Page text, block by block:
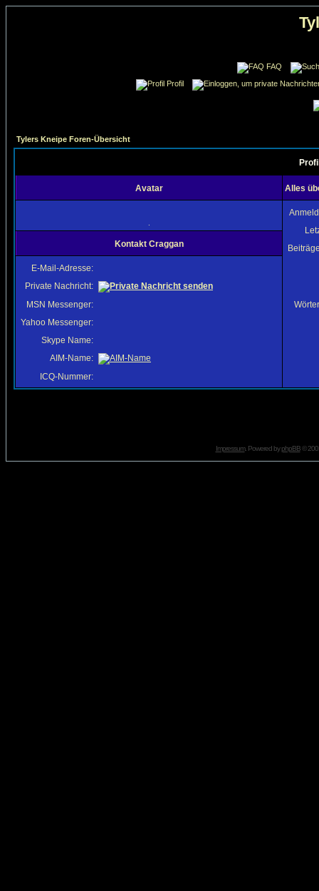
FAQ
Profil
Tylers Kneipe Foren-Übersicht
Avatar Alles
Kontakt Craggan
E-Mail-Adresse:
Private Nachricht:
MSN Messenger:
Yahoo Messenger:
Skype Name:
AIM-Name:
ICQ-Nummer:
Impressum. Powered byphpBB©